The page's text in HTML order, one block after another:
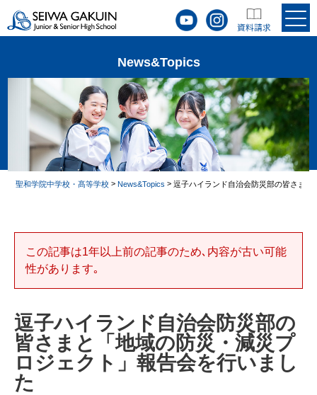
News&Topics
聖和学院中学校・髙等学校 >News&Topics >逗子ハイランド自治会防災部の皆さま
この記事は1年以上前の記事のため､内容が古い可能
性があります｡
逗子ハイランド自治会防災部の
皆さまと「地域の防災・減災プ
ロジェクト」報告会を行いまし
た